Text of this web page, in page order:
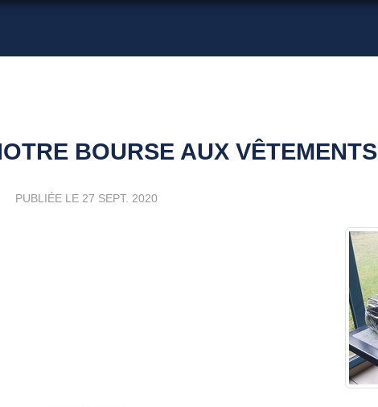
BOURSE AUX VÊTEMENTS
PUBLIÉE LE 27 SEPT. 2020